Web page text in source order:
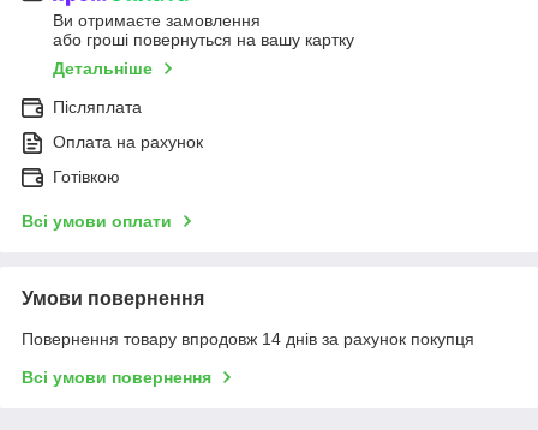
Ви отримаєте замовлення
або гроші повернуться на вашу картку
Детальніше
Післяплата
Оплата на рахунок
Готівкою
Всі умови оплати
Умови повернення
Повернення товару впродовж 14 днів за рахунок покупця
Всі умови повернення